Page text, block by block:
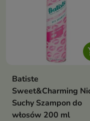
Batiste
Sweet&Charming
Suchy Szampon do
włosów 200 ml